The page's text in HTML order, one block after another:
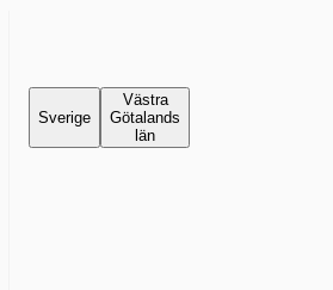
Sverige
Västra
Götalands
län